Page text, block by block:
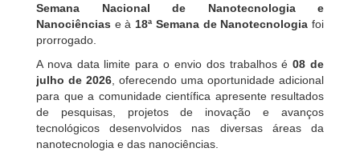
Semana Nacional de Nanotecnologia e
Nanociências e à18ª Semana de Nanotecnologia foi
prorrogado.
A nova data limite para o envio dos trabalhos é08 de
julho de 2026, oferecendo uma oportunidade adicional
para que a comunidade científica apresente resultados
de pesquisas, projetos de inovação e avanços
tecnológicos desenvolvidos nas diversas áreas da
nanotecnologia e das nanociências.